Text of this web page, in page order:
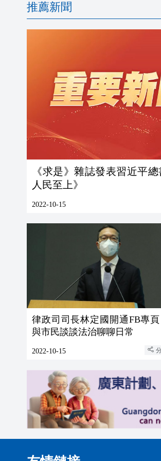
推薦新聞
《求是》雜誌發表習近平
人民至上》
2022-10-15
律政司司長林定國開通FB專
與市民談談法治聊聊日常
2022-10-15